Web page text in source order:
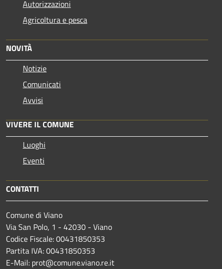
Autorizzazioni
Agricoltura e pesca
NOVITÀ
Notizie
Comunicati
Avvisi
VIVERE IL COMUNE
Luoghi
Eventi
CONTATTI
Comune di Viano
Via San Polo, 1 - 42030 - Viano
Codice Fiscale: 00431850353
Partita IVA: 00431850353
E-Mail: prot@comune.viano.re.it